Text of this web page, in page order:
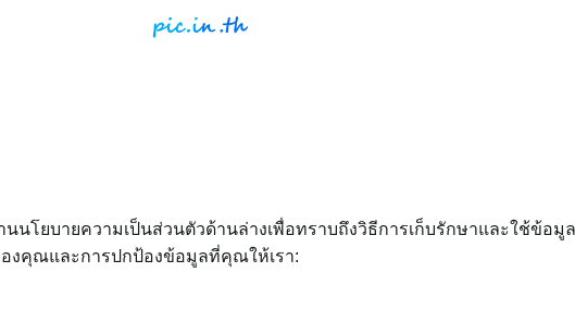
นนโยบายความเป็นส่วนตัวด้านล่างเพื่อทราบถึงวิธีการเก็บรักษาและใช้ข้อ
งคุณและการปกป้องข้อมูลที่คุณให้เรา: